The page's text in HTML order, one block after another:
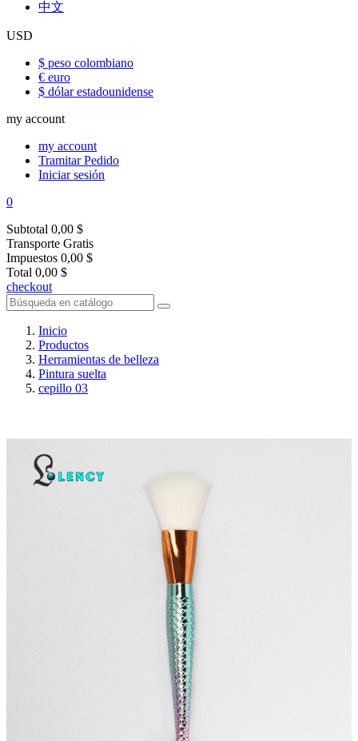
中文
USD
$ peso colombiano
€ euro
$ dólar estadounidense
my account
my account
Tramitar Pedido
Iniciar sesión
0
Subtotal 0,00 $
Transporte Gratis
Impuestos 0,00 $
Total 0,00 $
checkout
Inicio
Productos
Herramientas de belleza
Pintura suelta
cepillo 03